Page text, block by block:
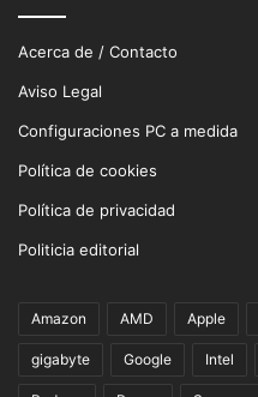
Acerca de / Contacto
Aviso Legal
Configuraciones PC a medida
Política de cookies
Política de privacidad
Politicia editorial
Amazon AMD Apple
gigabyte Google Intel